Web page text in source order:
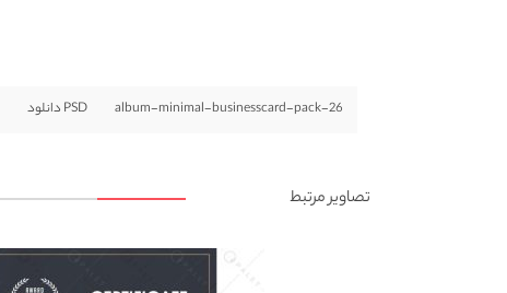
album-minimal-businesscard-pack-26 PSD دانلود
تصاویر مرتبط